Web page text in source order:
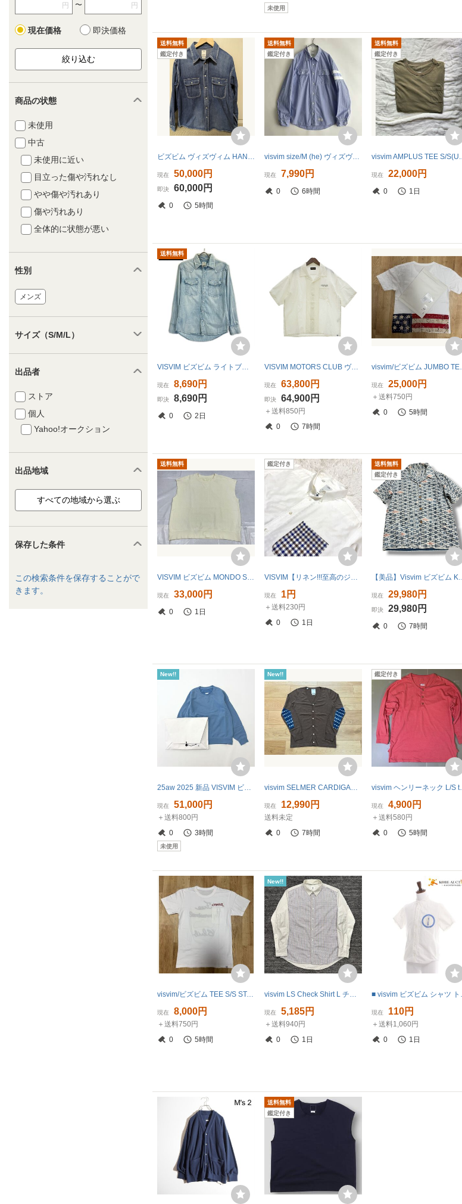
円 〜 円
現在価格 即決価格
商品の状態
未使用
中古
未使用に近い
目立った傷や汚れなし
やや傷や汚れあり
傷や汚れあり
全体的に状態が悪い
性別
メンズ
サイズ（S/M/L）
出品者
ストア
個人
Yahoo!オークション
出品地域
保存した条件
この検索条件を保存することがで
きます。
未使用
送料無料
鑑定付き
現在 50,000円
即決 60,000円
0 5時間
送料無料
鑑定付き
visvim size/M (he) ヴィズヴィム ビズビム ストライプ ワークシャツ ダブルチェストポケット ネイビー ホワイト コットン STRIPE SHIRT
現在 7,990円
0 6時間
送料無料
鑑定付き
現在 22,000円
0 1日
送料無料
現在 8,690円
即決 8,690円
0 2日
VISVIM MOTORS CLUB ヴィズヴィム ビズビム シャツ 半袖 CROSBY SHIRT S/S クロスビー ウール メンズ サイズ4 ホワイト トップス DM20034■
現在 63,800円
即決 64,900円
＋送料850円
0
7時間
現在 25,000円
＋送料750円
0
5時間
送料無料
VISVIM ビズビム MONDO SWEAT S/L CRASH 型番:0124105010017 サイズ:1 モンド スウェット ☆良品☆[65-0722-E1]
現在 33,000円
0 1日
鑑定付き
VISVIM【リネン!!!至高のジャパンラグジュアリー!!!】ビスビム 長袖シャツ チェック 伊製 麻◎拘りのディテール!!!◎白 ホワイト メンズ
現在 1円
＋送料230円
0
1日
送料無料
鑑定付き
【美品】Visvim ビ
現在 29,980円
即決 29,980円
0 7時間
New!!
25aw 2025 新品 VISVIM ビズビム ヴィズヴィム JUMBO SB SWEAT L/S DMGD ジャンボ ダメージ加工 スウェット LT.BLUE サイズ 3 807-0320
現在 51,000円
＋送料800円
0
3時間
未使用
New!!
visvim SELMER CARDIGAN KUBA DK.BROWN 1 ニット カーディガン
現在 12,990円
送料未定
0
7時間
鑑定付き
visvim ヘンリ
現在 4,900円
＋送料580円
0
5時間
visvim/ビズビム TEE S/S STARS 半袖Tシャツ サイズ２ 0117305010002 刺繍 ICT
現在 8,000円
＋送料750円
0
5時間
New!!
visvim LS Check Shirt L チェックシャツ
現在 5,185円
＋送料940円
0
1日
■ visvim ビズ
現在 110円
＋送料1,060円
0
1日
送料無料
鑑定付き